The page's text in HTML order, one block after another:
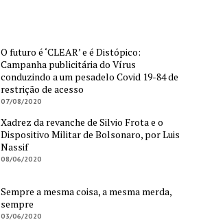
O futuro é ‘CLEAR’ e é Distópico:
Campanha publicitária do Vírus
conduzindo a um pesadelo Covid 19-84 de
restrição de acesso
07/08/2020
Xadrez da revanche de Silvio Frota e o
Dispositivo Militar de Bolsonaro, por Luis
Nassif
08/06/2020
Sempre a mesma coisa, a mesma merda,
sempre
03/06/2020